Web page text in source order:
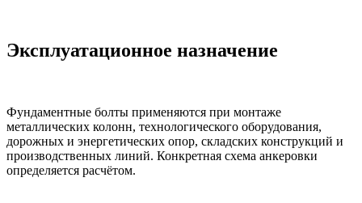
Эксплуатационное назначение
Фундаментные болты применяются при монтаже
металлических колонн, технологического оборудования,
дорожных и энергетических опор, складских конструкций и
производственных линий. Конкретная схема анкеровки
определяется расчётом.